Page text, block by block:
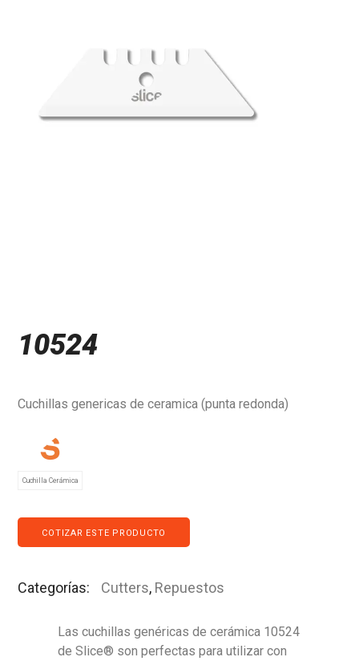
10524
Cuchillas genericas de ceramica (punta redonda)
Cuchilla Cerámica
COTIZAR ESTE PRODUCTO
Categorías: Cutters, Repuestos
Las cuchillas genéricas de cerámica 10524
de Slice® son perfectas para utilizar con